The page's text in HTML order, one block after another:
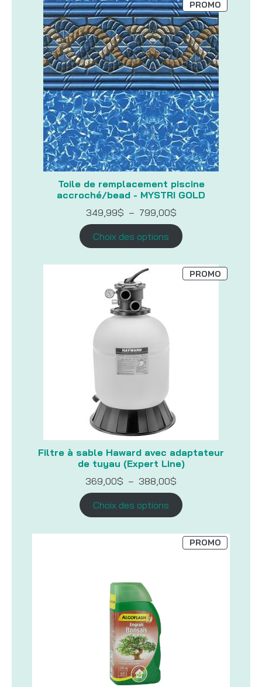
Toile de remplacement piscine
accroché/bead - MYSTRI GOLD
PROMOPRODUIT
EN
349,99$ – 799,00$Plage
prix :
349,99$
à
Choix des options
Filtre à sable Haward avec adaptateur
de tuyau (Expert Line)
PROMOPRODUIT
EN
369,00$ – 388,00$
prix :
369,00$
à
Choix des options
PROMOPRODUIT
EN